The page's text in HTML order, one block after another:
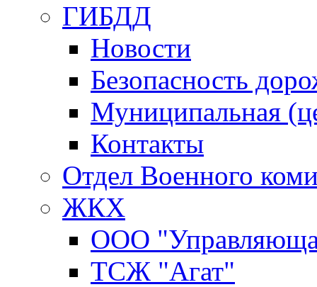
ГИБДД
Новости
Безопасность
Муниципальная
Контакты
Отдел Военного
ЖКХ
ООО
ТСЖ "Агат"